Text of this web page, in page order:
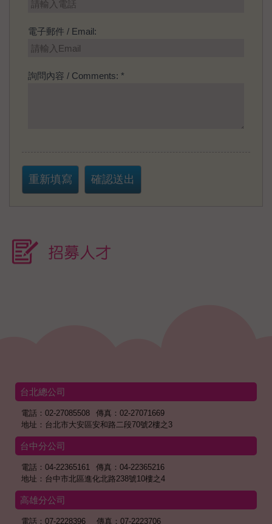
電子郵件 / Email:
詢問內容 / Comments: *
重新填寫 確認送出
招募人才
台北總公司
電話：02-27085508
傳真：02-27071669
地址：台北市大安區安和路二段70號2樓之3
台中分公司
電話：04-22365161
傳真：04-22365216
地址：台中市北區進化北路238號10樓之4
高雄分公司
電話：07-2228396 傳真：07-2223706